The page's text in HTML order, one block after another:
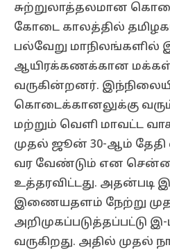
சுற்றுலாத்தலமான
கோடை காலத்தில்
பல்வேறு மாநிலங்களில்
ஆயிரக்கணக்கான மக்கள்
வருகின்றனர்.
கொடைக்கானலுக்கு
மற்றும் வெளி மாவட்ட
முதல் ஜூன் 30-ஆம்
வர வேண்டும் என
உத்தரவிட்டது. அதன்படி
இணையதளம் நேற்று
அறிமுகப்படுத்தப்பட்டு
வருகிறது. அதில் முதல்